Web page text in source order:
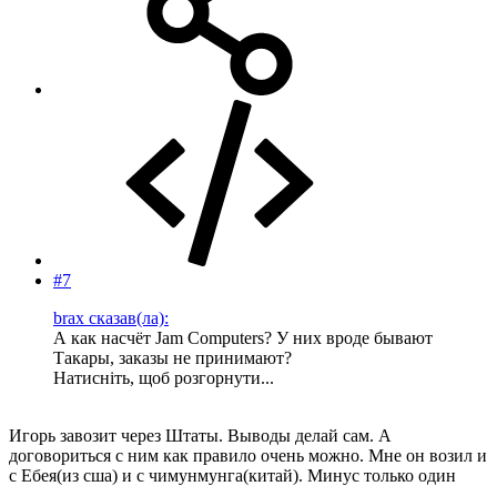
#7
brax сказав(ла):
А как насчёт Jam Computers? У них вроде бывают
Такары, заказы не принимают?
Натисніть, щоб розгорнути...
Игорь завозит через Штаты. Выводы делай сам. А
договориться с ним как правило очень можно. Мне он возил и
с Ебея(из сша) и с чимунмунга(китай). Минус только один